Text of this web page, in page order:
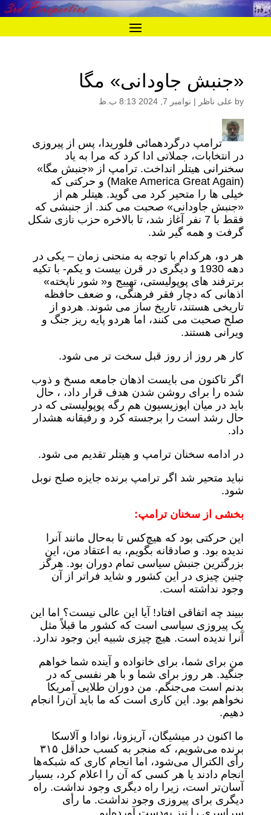
«جنبش جاودانی» مگا
by علی ناظر | نوامبر 7, 2024 8:13 ب.ظ
ترامپ درگردهمائی فلوریدا، پس از پیروزی
در انتخابات، جملاتی ادا کرد که مرا به یاد
سخنرانی هیتلر انداخت. ترامپ از «جنبش مگا»
(Make America Great Again) و حرکتی که
خیلی ها را متحیر کرد می گوید. هیتلر هم از
«جنبش جاودانی» صحبت می کند. از جنبشی که
فقط با 7 نفر آغاز شد، تا بالاخره حزب نازی شکل
گرفت و همه گیر شد.
هر دو، هرکدام با توجه به منحنی زمان – یکی در
دهه 1930 و دیگری در قرن بیست و یکم- با تکیه
برترفند های پوپولیستی، تهییج و« شور ناپخته»
اذهانی که دچار فقر فرهنگی، و ضعف حافظه
تاریخی هستند، تاریخ ساز می شوند. هردو از
صلح صحبت می کنند، اما هردو پایه ریز جنگ و
ویرانی هستند.
کار هر روز از روز قبل سخت تر می شود.
اگر تاکنون می بایست اذهان جامعه مسخ و ذوب
شده را برای روشن شدن هدف قرار داد، ، حال
باید در میان اپوزیسیون هم رگه پوپولیستی که در
حال رشد است را برجسته کرد و رفیقانه هشدار
داد.
در ادامه سخنان ترامپ و هیتلر تقدیم می شود.
نباید متحیر شد اگر ترامپ برنده جایزه صلح نوبل
شود.
بخشی از سخنان ترامپ:
این حرکتی بود که هیچ‌کس تا به‌حال مانند آنرا
ندیده بود. و صادقانه بگویم، به اعتقاد من، این
بزرگترین جنبش سیاسی تمام دوران بود. هرگز
چنین چیزی در این کشور و شاید فراتر از آن
وجود نداشته است.
ببیند چه اتفاقی افتاد! آیا این عالی نیست؟ اما این
یک پیروزی سیاسی است که کشور ما قبلاً مثل
آنرا ندیده است. هیچ چیزی شبیه این وجود ندارد.
من برای شما، برای خانواده و آینده شما خواهم
جنگید. هر روز برای شما و با هر نفسی که در
بدنم است می‌جنگم. من دوران طلایی آمریکا
نخواهم بود. این کاری است که ما باید آن‌را انجام
دهیم.
ما اکنون در میشیگان، آریزونا، نوادا و آلاسکا
برنده می‌شویم، که منجر به کسب حداقل ۳۱۵
رأی الکترال می‌شود، اما انجام کاری که شبکه‌ها
انجام دادند یا هر کسی که آن را اعلام کرد، بسیار
آسان‌تر است، زیرا راه دیگری وجود نداشت. راه
دیگری برای پیروزی وجود نداشت. ما رأی
سراسری را نیز به‌دست آورده‌ایم.